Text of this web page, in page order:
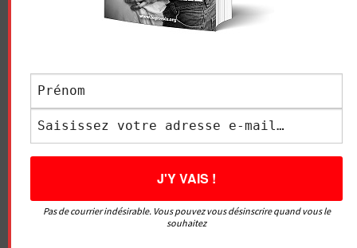
Essayez. Vous pouvez vous désinscrire à tout moment.
Pas de courrier indésirable. Vous pouvez vous désinscrire quand vous le
souhaitez